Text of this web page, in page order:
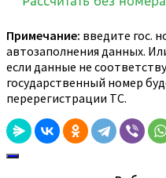
Примечание: введите гос.
автозаполнения данных.
если данные не
государственный номер
перерегистрации ТС.